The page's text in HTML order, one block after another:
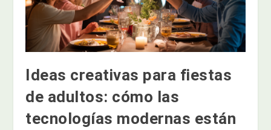
Ideas creativas para fiestas
de adultos: cómo las
tecnologías modernas están